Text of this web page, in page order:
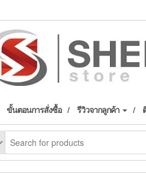
ขั้นตอนการสั่งซื้อ รีวิวจากลูกค้า